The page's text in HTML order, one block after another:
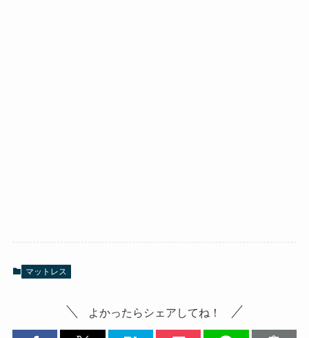
マットレス
よかったらシェアしてね！